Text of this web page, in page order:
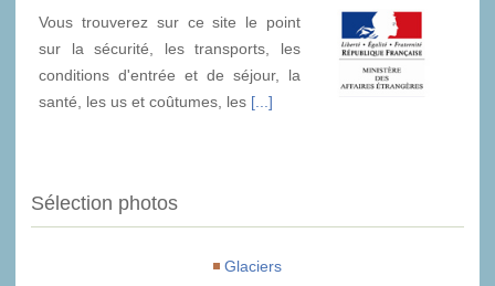
Vous trouverez sur ce site le point
sur la sécurité, les transports, les
conditions d'entrée et de séjour, la
santé, les us et coûtumes, les [...]
Sélection photos
Glaciers